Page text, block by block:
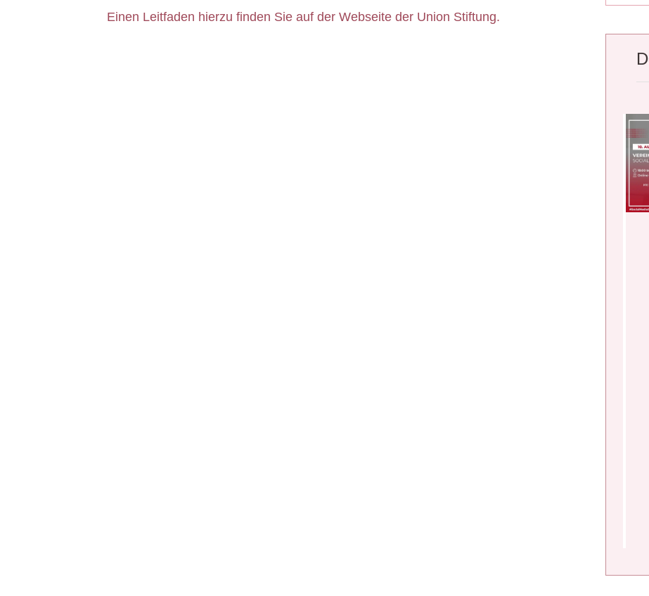
Einen Leitfaden hierzu finden Sie auf der Webseite der Union Stiftung.